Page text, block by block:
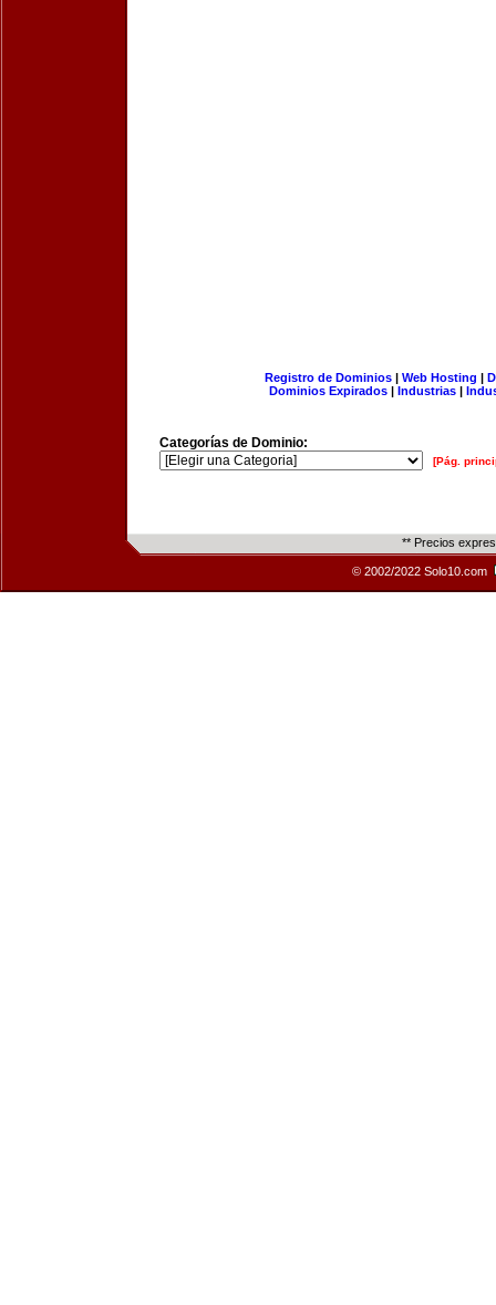
Registro de Dominios| Web Hosting |
Dominios Expirados | Industrias |
Categorías de Dominio:
[Pág.
** Precios
© 2002/2022 Solo10.com